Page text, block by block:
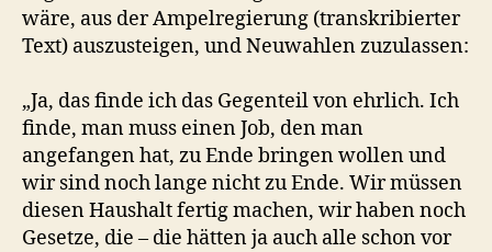
wäre, aus der Ampelregierung (transkribierter
Text) auszusteigen, und Neuwahlen zuzulassen:
„Ja, das finde ich das Gegenteil von ehrlich. Ich
finde, man muss einen Job, den man
angefangen hat, zu Ende bringen wollen und
wir sind noch lange nicht zu Ende. Wir müssen
diesen Haushalt fertig machen, wir haben noch
Gesetze, die – die hätten ja auch alle schon vor